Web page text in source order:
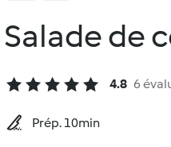
Salade de
4.8 6
Prép. 10min